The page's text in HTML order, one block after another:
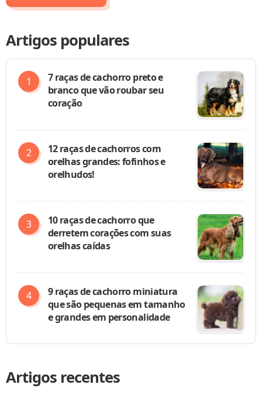
Artigos populares
7 raças de cachorro preto e
branco que vão roubar seu
coração
12 raças de cachorros com
orelhas grandes: fofinhos e
orelhudos!
10 raças de cachorro que
derretem corações com suas
orelhas caídas
9 raças de cachorro miniatura
que são pequenas em tamanho
e grandes em personalidade
Artigos recentes